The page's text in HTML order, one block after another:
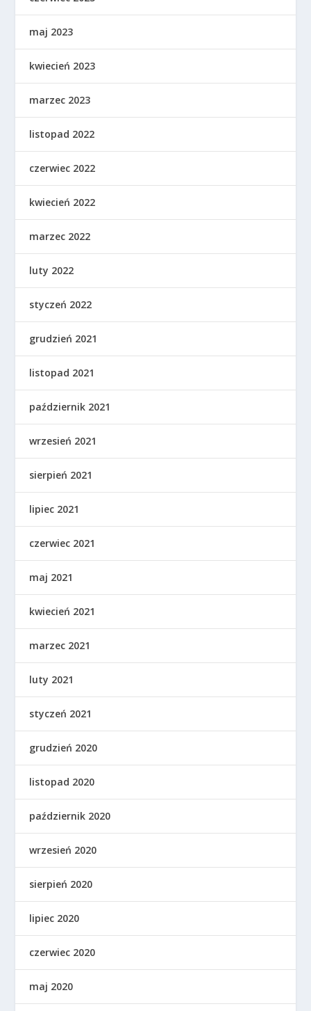
maj 2023
kwiecień 2023
marzec 2023
listopad 2022
czerwiec 2022
kwiecień 2022
marzec 2022
luty 2022
styczeń 2022
grudzień 2021
listopad 2021
październik 2021
wrzesień 2021
sierpień 2021
lipiec 2021
czerwiec 2021
maj 2021
kwiecień 2021
marzec 2021
luty 2021
styczeń 2021
grudzień 2020
listopad 2020
październik 2020
wrzesień 2020
sierpień 2020
lipiec 2020
czerwiec 2020
maj 2020